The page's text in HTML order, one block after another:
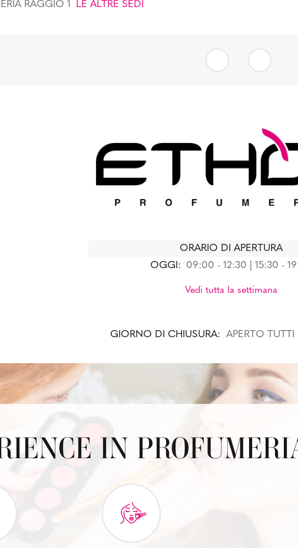
RAGGIO 1 LE ALTRE SEDI
ORARIO DI APERTURA
OGGI:
09:00 - 12:30 | 15:30 -
Vedi tutta la settimana
GIORNO DI CHIUSURA: APERTO TUTTI
IN